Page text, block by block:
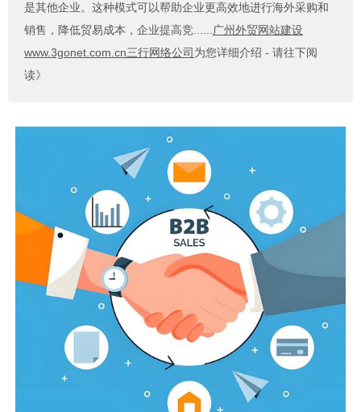
是其他企业。这种模式可以帮助企业更高效地进行海外采购和
销售，降低贸易成本，企业提高竞......广州外贸网站建设
www.3gonet.com.cn三行网络公司 为您详细介绍 - 请往下阅
读》